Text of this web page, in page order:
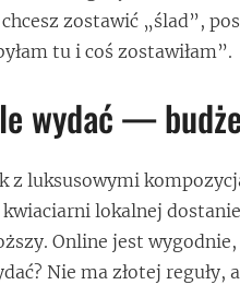
zostawić „ślad”,
tu i coś zostawiłam”.
wydać —
z luksusowymi
lokalnej
Online jest
Nie ma złotej